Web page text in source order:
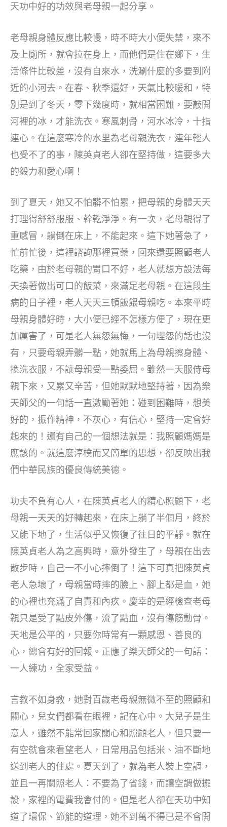
天功中好的功效與老母親一起分享。
老母親身體反應比較慢，時不時大小便失禁，來不
及上廁所，就會拉在身上，而他們是住在鄉下，生
活條件比較差，沒有自來水，洗涮什麼的多要到附
近的小河去。在春、秋季還好，天氣比較暖和，特
別是到了冬天，零下幾度時，就相當困難，要敲開
河裡的冰，才能洗衣。寒風刺骨，河水冰冷，十指
連心。在這麼寒冷的水里為老母親洗衣，連年輕人
也受不了的事，陳英貞老人卻在堅持做，這要多大
的毅力和愛心啊！
到了夏天，她又不怕髒不怕累，把母親的身體天天
打理得舒舒服服、幹乾淨淨。有一次，老母親得了
重感冒，躺倒在床上，不能起來。這下她著急了，
忙前忙後，這裡諮詢那裡買藥，回來還要照顧老人
吃藥，由於老母親的胃口不好，老人就想方設法每
天換著做出可口的飯菜，來滿足老母親。在這段生
病的日子裡，老人天天三頓飯餵母親吃。本來平時
母親身體好時，大小便已經不怎樣方便了，現在更
加厲害了，可是老人無怨無悔，一句埋怨的話也沒
有，只要母親弄髒一點，她就馬上為母親擦身體、
換洗衣服，不讓母親受一點委屈。雖然一天服侍母
親下來，又累又辛苦，但她默默地堅持著，因為樂
天師父的一句話一直激勵著她：碰到困難時，想美
好的，振作精神，不灰心，有信心，堅持一定會好
起來的！還有自己的一個想法就是：我照顧媽媽是
應該的。就這麼淳樸而又簡單的思想，卻反映出我
們中華民族的優良傳統美德。
功夫不負有心人，在陳英貞老人的精心照顧下，老
母親一天天的好轉起來，在床上躺了半個月，終於
又能下地了，生活似乎又恢復了往日的平靜。就在
陳英貞老人為之高興時，意外發生了，母親在出去
散步時，自己一不小心摔倒了！這下可真把陳英貞
老人急壞了，母親當時摔的臉上、腳上都是血，她
的心裡也充滿了自責和內疚。慶幸的是經檢查老母
親只是受了點皮外傷，流了點血，沒有傷筋動骨。
天地是公平的，只要你時常有一顆感恩、善良的
心，總會有好的回報。正應了樂天師父的一句話：
一人練功，全家受益。
言教不如身教，她對百歲老母親無微不至的照顧和
關心，兒女們都看在眼裡，記在心中。大兒子是生
意人，雖然不能常回家關心和照顧老人，但只要一
有空就會來看望老人，日常用品包括米、油不斷地
送到老人的住處。夏天到了，就為老人裝上空調，
並且一再關照老人：不要為了省錢，而讓空調做擺
設，家裡的電費我會付的。但是老人卻在天功中知
道了環保、節能的道理，她不到萬不得已是不會開